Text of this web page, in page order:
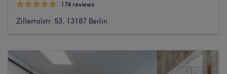
174 reviews
Zillertalstr. 53, 13187 Berlin